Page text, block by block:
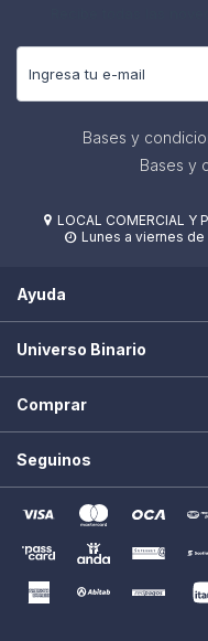
Bases y
Bases y
 LOCAL COMERCIAL Y
 Lunes a viernes de
Ayuda
Universo Binario
Comprar
Seguinos